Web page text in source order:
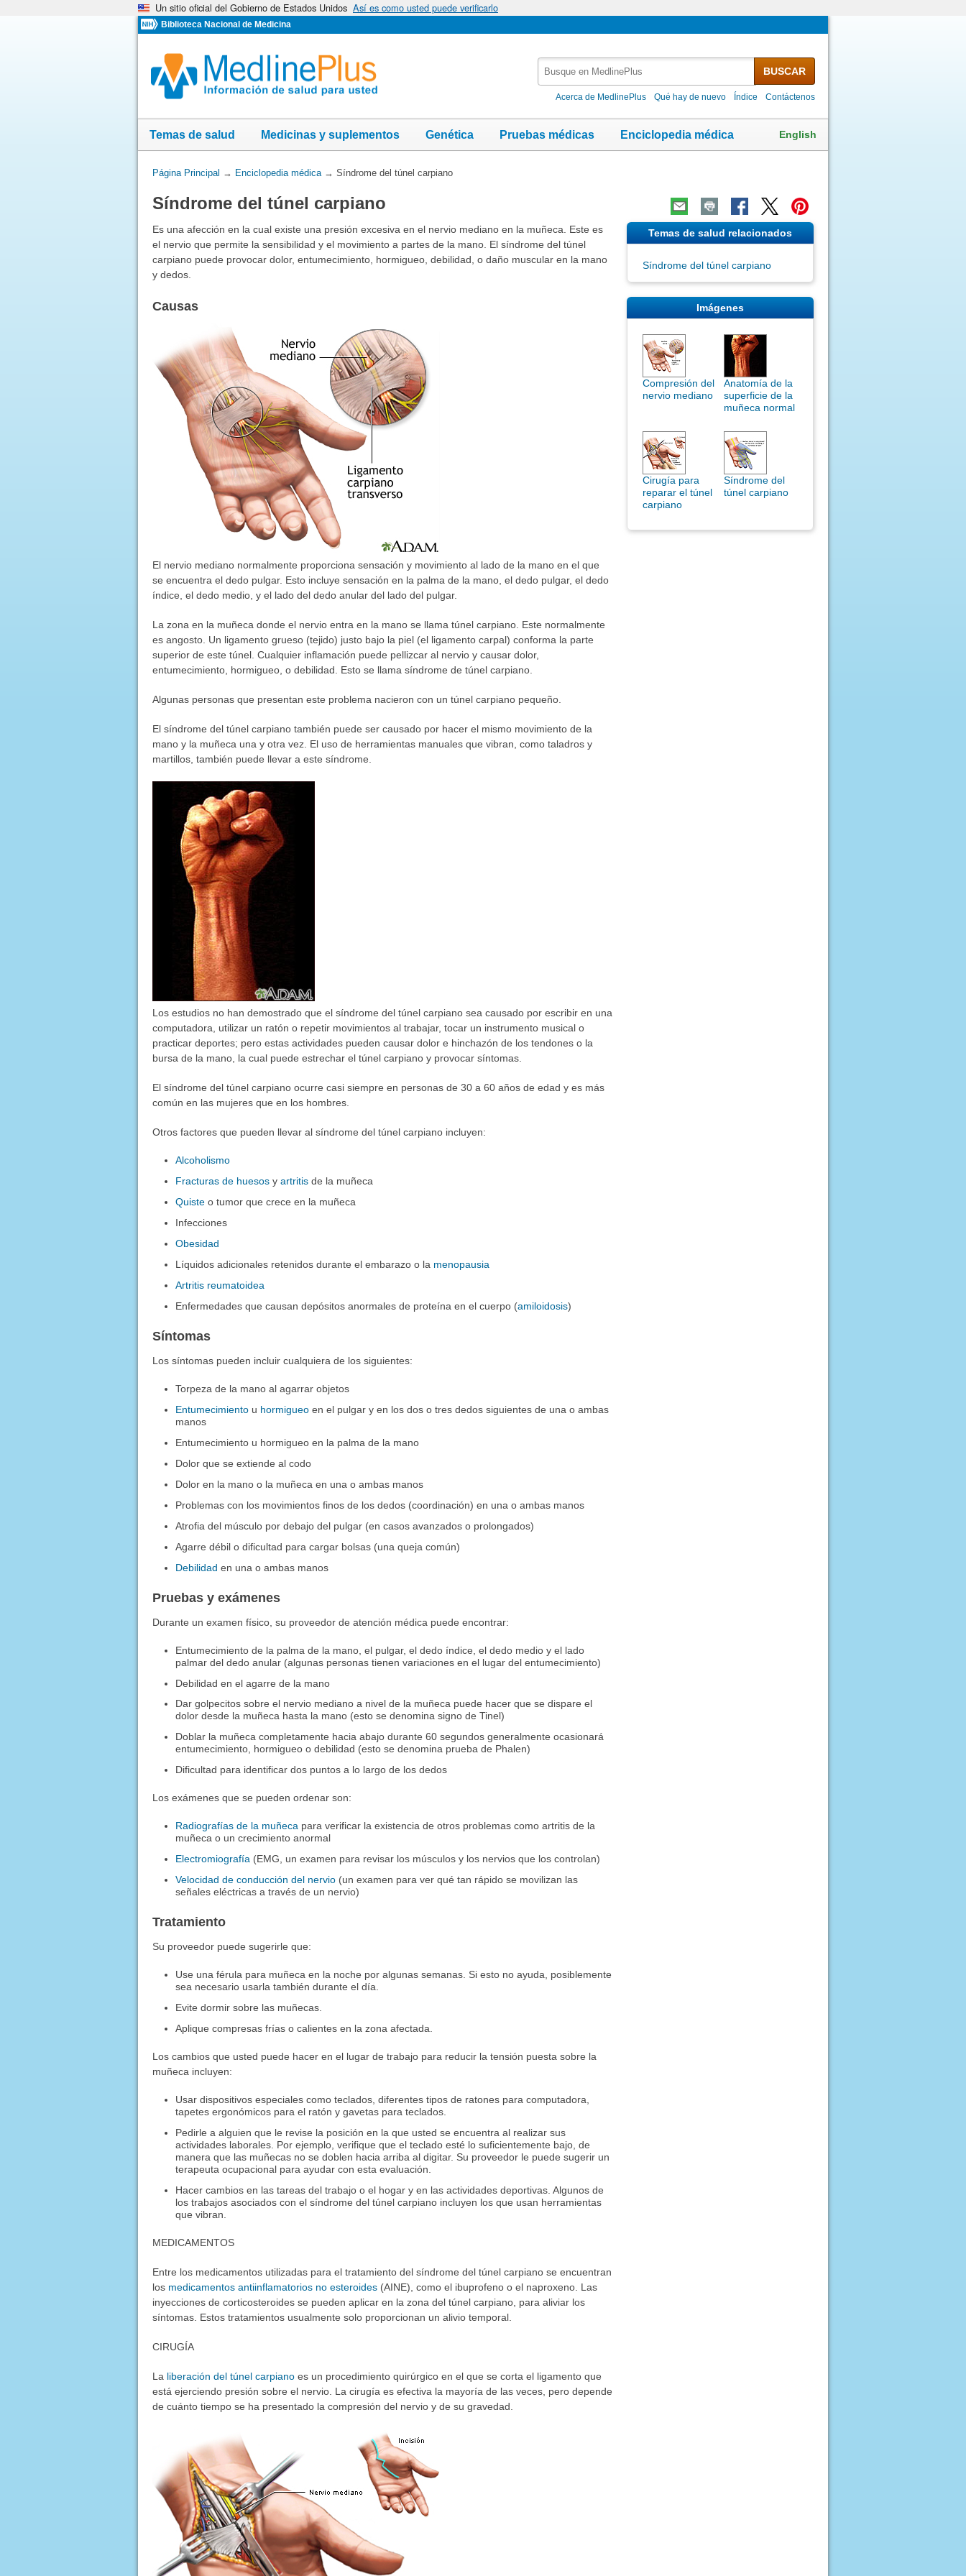
Un sitio oficial del Gobierno de Estados Unidos Así es como usted puede verificarlo
Biblioteca Nacional de Medicina
MedlinePlus
BUSCAR
Acerca de MedlinePlus Qué hay de nuevo Índice Contáctenos
Temas de salud Medicinas y suplementos Genética Pruebas médicas Enciclopedia médica English
Usted
aquí:
Página Principal → Enciclopedia médica→ Síndrome del túnel carpiano
Síndrome del túnel carpiano
Es una afección en la cual existe una presión excesiva en el nervio mediano en la muñeca. Este es
el nervio que permite la sensibilidad y el movimiento a partes de la mano. El síndrome del túnel
carpiano puede provocar dolor, entumecimiento, hormigueo, debilidad, o daño muscular en la mano
y dedos.
Causas
El nervio mediano normalmente proporciona sensación y movimiento al lado de la mano en el que
se encuentra el dedo pulgar. Esto incluye sensación en la palma de la mano, el dedo pulgar, el dedo
índice, el dedo medio, y el lado del dedo anular del lado del pulgar.
La zona en la muñeca donde el nervio entra en la mano se llama túnel carpiano. Este normalmente
es angosto. Un ligamento grueso (tejido) justo bajo la piel (el ligamento carpal) conforma la parte
superior de este túnel. Cualquier inflamación puede pellizcar al nervio y causar dolor,
entumecimiento, hormigueo, o debilidad. Esto se llama síndrome de túnel carpiano.
Algunas personas que presentan este problema nacieron con un túnel carpiano pequeño.
El síndrome del túnel carpiano también puede ser causado por hacer el mismo movimiento de la
mano y la muñeca una y otra vez. El uso de herramientas manuales que vibran, como taladros y
martillos, también puede llevar a este síndrome.
Los estudios no han demostrado que el síndrome del túnel carpiano sea causado por escribir en una
computadora, utilizar un ratón o repetir movimientos al trabajar, tocar un instrumento musical o
practicar deportes; pero estas actividades pueden causar dolor e hinchazón de los tendones o la
bursa de la mano, la cual puede estrechar el túnel carpiano y provocar síntomas.
El síndrome del túnel carpiano ocurre casi siempre en personas de 30 a 60 años de edad y es más
común en las mujeres que en los hombres.
Otros factores que pueden llevar al síndrome del túnel carpiano incluyen:
Alcoholismo
Fracturas de huesos yartritis de la muñeca
Quiste o tumor que crece en la muñeca
Infecciones
Obesidad
Líquidos adicionales retenidos durante el embarazo o la menopausia
Artritis reumatoidea
Enfermedades que causan depósitos anormales de proteína en el cuerpo (amiloidosis)
Síntomas
Los síntomas pueden incluir cualquiera de los siguientes:
Torpeza de la mano al agarrar objetos
Entumecimiento u hormigueo en el pulgar y en los dos o tres dedos siguientes de una o ambas
manos
Entumecimiento u hormigueo en la palma de la mano
Dolor que se extiende al codo
Dolor en la mano o la muñeca en una o ambas manos
Problemas con los movimientos finos de los dedos (coordinación) en una o ambas manos
Atrofia del músculo por debajo del pulgar (en casos avanzados o prolongados)
Agarre débil o dificultad para cargar bolsas (una queja común)
Debilidad en una o ambas manos
Pruebas y exámenes
Durante un examen físico, su proveedor de atención médica puede encontrar:
Entumecimiento de la palma de la mano, el pulgar, el dedo índice, el dedo medio y el lado
palmar del dedo anular (algunas personas tienen variaciones en el lugar del entumecimiento)
Debilidad en el agarre de la mano
Dar golpecitos sobre el nervio mediano a nivel de la muñeca puede hacer que se dispare el
dolor desde la muñeca hasta la mano (esto se denomina signo de Tinel)
Doblar la muñeca completamente hacia abajo durante 60 segundos generalmente ocasionará
entumecimiento, hormigueo o debilidad (esto se denomina prueba de Phalen)
Dificultad para identificar dos puntos a lo largo de los dedos
Los exámenes que se pueden ordenar son:
Radiografías de la muñeca para verificar la existencia de otros problemas como artritis de la
muñeca o un crecimiento anormal
Electromiografía (EMG, un examen para revisar los músculos y los nervios que los controlan)
Velocidad de conducción del nervio (un examen para ver qué tan rápido se movilizan las
señales eléctricas a través de un nervio)
Tratamiento
Su proveedor puede sugerirle que:
Use una férula para muñeca en la noche por algunas semanas. Si esto no ayuda, posiblemente
sea necesario usarla también durante el día.
Evite dormir sobre las muñecas.
Aplique compresas frías o calientes en la zona afectada.
Los cambios que usted puede hacer en el lugar de trabajo para reducir la tensión puesta sobre la
muñeca incluyen:
Usar dispositivos especiales como teclados, diferentes tipos de ratones para computadora,
tapetes ergonómicos para el ratón y gavetas para teclados.
Pedirle a alguien que le revise la posición en la que usted se encuentra al realizar sus
actividades laborales. Por ejemplo, verifique que el teclado esté lo suficientemente bajo, de
manera que las muñecas no se doblen hacia arriba al digitar. Su proveedor le puede sugerir un
terapeuta ocupacional para ayudar con esta evaluación.
Hacer cambios en las tareas del trabajo o el hogar y en las actividades deportivas. Algunos de
los trabajos asociados con el síndrome del túnel carpiano incluyen los que usan herramientas
que vibran.
MEDICAMENTOS
Entre los medicamentos utilizadas para el tratamiento del síndrome del túnel carpiano se encuentran
los medicamentos antiinflamatorios no esteroides(AINE), como el ibuprofeno o el naproxeno. Las
inyecciones de corticosteroides se pueden aplicar en la zona del túnel carpiano, para aliviar los
síntomas. Estos tratamientos usualmente solo proporcionan un alivio temporal.
CIRUGÍA
La liberación del túnel carpianoes un procedimiento quirúrgico en el que se corta el ligamento que
está ejerciendo presión sobre el nervio. La cirugía es efectiva la mayoría de las veces, pero depende
de cuánto tiempo se ha presentado la compresión del nervio y de su gravedad.
Temas de salud relacionados
Síndrome del túnel carpiano
Imágenes
Compresión del
nervio mediano
Anatomía de la
superficie de la
muñeca normal
Cirugía para
reparar el túnel
carpiano
Síndrome del
túnel carpiano